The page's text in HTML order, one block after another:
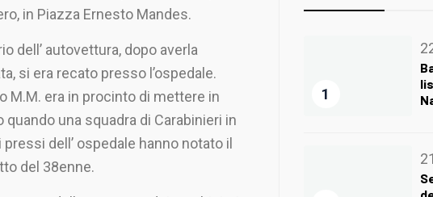
in Piazza Ernesto Mandes.
dell’ autovettura, dopo averla
si era recato presso l’ospedale.
M.M. era in procinto di mettere in
quando una squadra di Carabinieri in
dell’ ospedale hanno notato il
del 38enne.
1